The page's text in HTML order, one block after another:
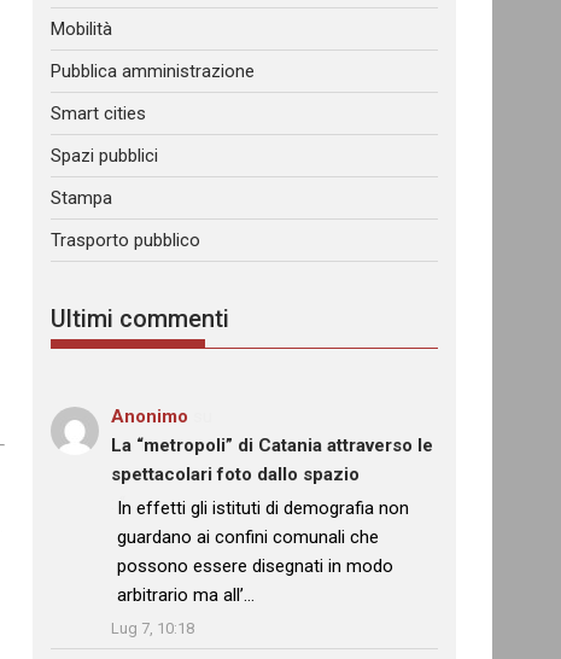
Mobilità
Pubblica amministrazione
Smart cities
Spazi pubblici
Stampa
Trasporto pubblico
Ultimi commenti
Anonimo
La “metropoli” di Catania attraverso le
spettacolari foto dallo spazio
: “
In effetti gli istituti di demografia non
guardano ai confini comunali che
possono essere disegnati in modo
arbitrario ma all’…
Lug 7, 10:18